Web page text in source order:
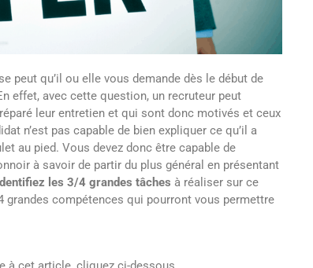
peut qu’il ou elle vous demande dès le début de
effet, avec cette question, un recruteur peut
leur entretien et qui sont donc motivés et ceux
n’est pas capable de bien expliquer ce qu’il a
au pied. Vous devez donc être capable de
à savoir de partir du plus général en présentant
les 3/4 grandes tâches à réaliser sur ce
compétences qui pourront vous permettre